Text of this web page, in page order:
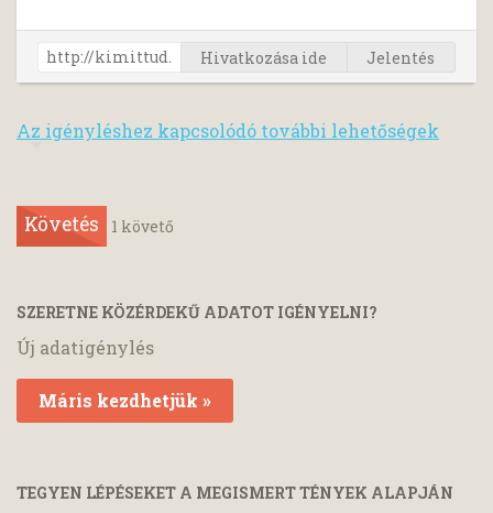
Hivatkozása ide Jelentés
Az igényléshez kapcsolódó további lehetőségek
Követés 1 követő
SZERETNE KÖZÉRDEKŰ ADATOT IGÉNYELNI?
Új adatigénylés
Máris kezdhetjük »
TEGYEN LÉPÉSEKET A MEGISMERT TÉNYEK ALAPJÁN